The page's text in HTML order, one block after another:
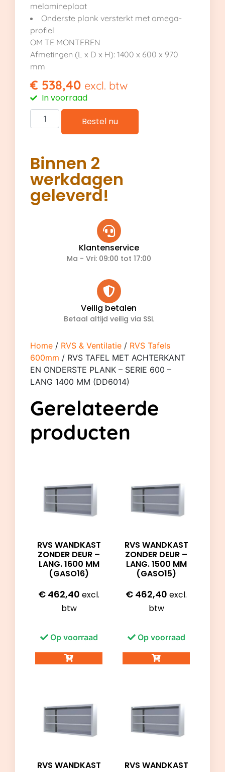
melamineplaat
Onderste plank versterkt met omega-
profiel
OM TE MONTEREN
Afmetingen (L x D x H): 1400 x 600 x 970
mm
€ 538,40 excl. btw
In voorraad
Bestel nu
Binnen 2
werkdagen
geleverd!
Klantenservice
Ma - Vri: 09:00 tot 17:00
Veilig betalen
Betaal altijd veilig via SSL
Home / RVS & Ventilatie / RVS Tafels
600mm / RVS TAFEL MET ACHTERKANT
EN ONDERSTE PLANK – SERIE 600 –
LANG 1400 MM (DD6014)
Gerelateerde
producten
RVS WANDKAST
ZONDER DEUR –
LANG. 1600 MM
(GASO16)
€ 462,40 excl.
btw
Op voorraad
RVS WANDKAST
ZONDER DEUR –
LANG. 1500 MM
(GASO15)
€ 462,40 excl.
btw
Op voorraad
RVS WANDKAST
RVS WANDKAST